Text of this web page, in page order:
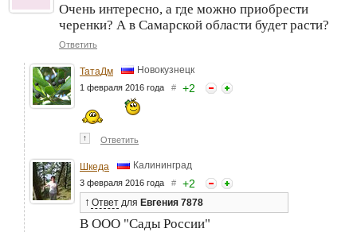
Очень интересно, а где можно приобрести
черенки? А в Самарской области будет расти?
Ответить
ТатаДм Новокузнецк
1 февраля 2016 года # +2
↑ Ответить
Шкеда Калининград
3 февраля 2016 года # +2
↑ Ответ для Евгения 7878
В ООО "Сады России"